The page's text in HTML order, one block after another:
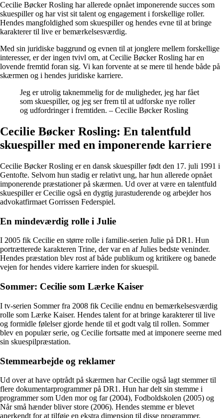
Cecilie Bøcker Rosling har allerede opnået imponerende succes som
skuespiller og har vist sit talent og engagement i forskellige roller.
Hendes mangfoldighed som skuespiller og hendes evne til at bringe
karakterer til live er bemærkelsesværdig.
Med sin juridiske baggrund og evnen til at jonglere mellem forskellige
interesser, er der ingen tvivl om, at Cecilie Bøcker Rosling har en
lovende fremtid foran sig. Vi kan forvente at se mere til hende både på
skærmen og i hendes juridiske karriere.
Jeg er utrolig taknemmelig for de muligheder, jeg har fået
som skuespiller, og jeg ser frem til at udforske nye roller
og udfordringer i fremtiden. – Cecilie Bøcker Rosling
Cecilie Bøcker Rosling: En talentfuld
skuespiller med en imponerende karriere
Cecilie Bøcker Rosling er en dansk skuespiller født den 17. juli 1991 i
Gentofte. Selvom hun stadig er relativt ung, har hun allerede opnået
imponerende præstationer på skærmen. Ud over at være en talentfuld
skuespiller er Cecilie også en dygtig jurastuderende og arbejder hos
advokatfirmaet Gorrissen Federspiel.
En mindeværdig rolle i Julie
I 2005 fik Cecilie en større rolle i familie-serien Julie på DR1. Hun
portrætterede karakteren Trine, der var en af Julies bedste veninder.
Hendes præstation blev rost af både publikum og kritikere og banede
vejen for hendes videre karriere inden for skuespil.
Sommer: Cecilie som Lærke Kaiser
I tv-serien Sommer fra 2008 fik Cecilie endnu en bemærkelsesværdig
rolle som Lærke Kaiser. Hendes talent for at bringe karakterer til live
og formidle følelser gjorde hende til et godt valg til rollen. Sommer
blev en populær serie, og Cecilie fortsatte med at imponere seerne med
sin skuespilpræstation.
Stemmearbejde og reklamer
Ud over at have optrådt på skærmen har Cecilie også lagt stemmer til
flere dokumentarprogrammer på DR1. Hun har delt sin stemme i
programmer som Uden mor og far (2004), Fodboldskolen (2005) og
Når små hænder bliver store (2006). Hendes stemme er blevet
anerkendt for at tilføje en ekstra dimension til disse programmer.